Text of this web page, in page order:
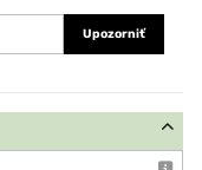
Upozorniť